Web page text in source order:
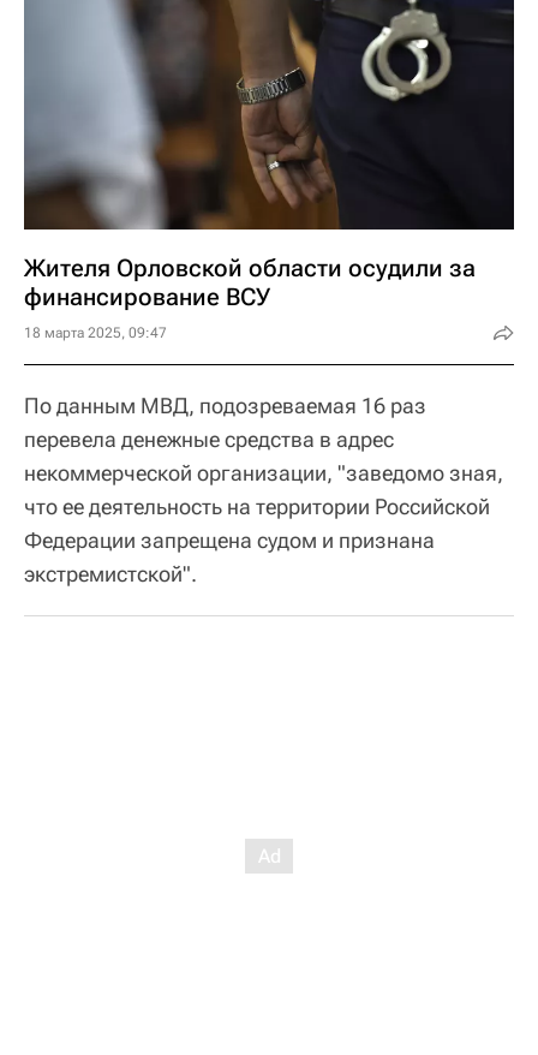
Жителя Орловской области осудили за
финансирование ВСУ
18 марта 2025, 09:47
По данным МВД, подозреваемая 16 раз
перевела денежные средства в адрес
некоммерческой организации, "заведомо зная,
что ее деятельность на территории Российской
Федерации запрещена судом и признана
экстремистской".